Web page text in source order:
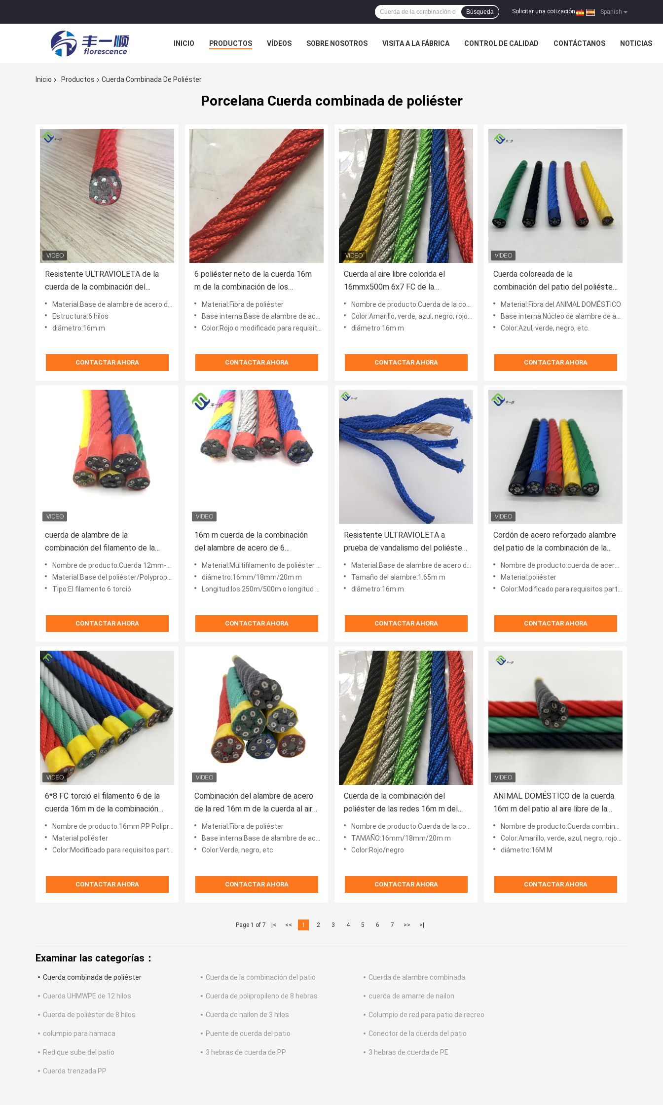
Spanish
Solicitar una cotización |
Búsqueda
INICIO PRODUCTOS VÍDEOS SOBRE NOSOTROS VISITA A LA FÁBRICA CONTROL DE CALIDAD CONTÁCTANOS NOTICIAS
Inicio
Productos Cuerda Combinada De Poliéster
Porcelana Cuerda combinada de poliéster
Resistente ULTRAVIOLETA de la
cuerda de la combinación del
poliéster del patio 16m m con la
base de acero
Material:Base de alambre de acero del poliéster Cover+galvanized
Estructura:6 hilos
diámetro:16m m
CONTACTAR AHORA
6 poliéster neto de la cuerda 16m
m de la combinación de los
filamentos que sube para el parque
de atracciones
Material:Fibra de poliéster
Base interna:Base de alambre de acero
Color:Rojo o modificado para requisitos particulares
CONTACTAR AHORA
Cuerda al aire libre colorida el
16mmx500m 6x7 FC de la
combinación del poliéster del patio
Nombre de producto:Cuerda de la combinación del poliéster
Color:Amarillo, verde, azul, negro, rojo, naranja u OEM
diámetro:16m m
CONTACTAR AHORA
Cuerda coloreada de la
combinación del patio del poliéster
16m m para la red que sube
Material:Fibra del ANIMAL DOMÉSTICO
Base interna:Núcleo de alambre de acero 6*7
Color:Azul, verde, negro, etc.
CONTACTAR AHORA
cuerda de alambre de la
combinación del filamento de la
cuerda 6 de la combinación del
poliéster de 12m m - de 22m m
Nombre de producto:Cuerda 12mm-22mm de la combinación del poliéster del filamento del patio 6 de la cuerda de los niños
Material:Base del poliéster/Polypropylene+Steel
Tipo:El filamento 6 torció
CONTACTAR AHORA
16m m cuerda de la combinación
del alambre de acero de 6
filamentos para el patio neto que
sube
Material:Multifilamento de poliéster +alambre de acero galvanizado
diámetro:16mm/18mm/20m m
Longitud:los 250m/500m o longitud modificada para requisitos particulares
CONTACTAR AHORA
Resistente ULTRAVIOLETA a
prueba de vandalismo del poliéster
que sube de la cuerda neta de la
combinación
Material:Base de alambre de acero del poliéster Cover+galvanized
Tamaño del alambre:1.65m m
diámetro:16m m
CONTACTAR AHORA
Cordón de acero reforzado alambre
del patio de la combinación de la
base del poliéster de la cuerda de
6*8 IWRC
Nombre de producto:cuerda de acero de la combinación de la base del poliéster del patio 6*8+IWRC de 16m m
Material:poliéster
Color:Modificado para requisitos particulares
CONTACTAR AHORA
6*8 FC torció el filamento 6 de la
cuerda 16m m de la combinación
del poliéster con base del metal
Nombre de producto:16mm PP Polipropileno 6*8+FC Patio Poliéster Cuerda Combinada
Material:poliéster
Color:Modificado para requisitos particulares
CONTACTAR AHORA
Combinación del alambre de acero
de la red 16m m de la cuerda al aire
libre del patio que sube
Material:Fibra de poliéster
Base interna:Base de alambre de acero
Color:Verde, negro, etc
CONTACTAR AHORA
Cuerda de la combinación del
poliéster de las redes 16m m del
patio que sube ULTRAVIOLETA anti
Nombre de producto:Cuerda de la combinación del poliéster
TAMAÑO:16mm/18mm/20m m
Color:Rojo/negro
CONTACTAR AHORA
ANIMAL DOMÉSTICO de la cuerda
16m m del patio al aire libre de la
combinación que sube para los
niños
Nombre de producto:Cuerda combinada de PET
Color:Amarillo, verde, azul, negro, rojo, naranja u OEM
diámetro:16M M
CONTACTAR AHORA
Page 1 of 7 |< << 1 2 3 4 5 6 7 >> >|
Examinar las categorías：
Cuerda combinada de poliéster Cuerda de la combinación del patio Cuerda de alambre combinada
Cuerda UHMWPE de 12 hilos Cuerda de polipropileno de 8 hebras cuerda de amarre de nailon
Cuerda de poliéster de 8 hilos Cuerda de nailon de 3 hilos Columpio de red para patio de recreo
columpio para hamaca Puente de cuerda del patio Conector de la cuerda del patio
Red que sube del patio 3 hebras de cuerda de PP 3 hebras de cuerda de PE
Cuerda trenzada PP